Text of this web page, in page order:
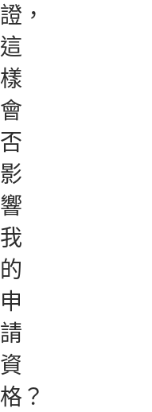
證，
這
樣
會
否
影
響
我
的
申
請
資
格？